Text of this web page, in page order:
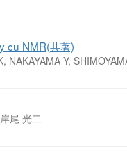
cu NMR(共著)
NAKAYAMA Y,
尾 光二